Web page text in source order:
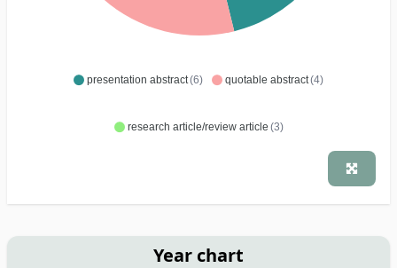
presentation abstract(6) quotable abstract(4)
research article/review article (3)
Year chart